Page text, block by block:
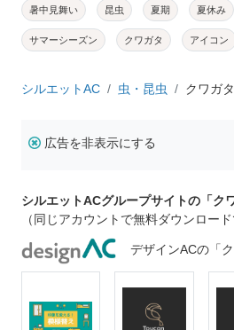
暑中見舞い 昆虫 夏期 夏休み
サマーシーズン クワガタ アイコン
シルエットAC 虫・昆虫 クワガタ
広告を非表示にする
シルエットACグループサイトの「ク
（同じアカウントで無料ダウンロード
デザインACの「